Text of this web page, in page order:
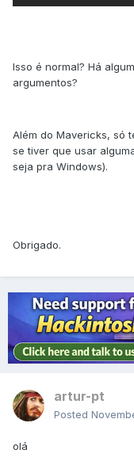
Isso é normal? Há
argumentos?
Além do Mavericks, só
se tiver que usar
seja pra Windows).
Obrigado.
artur-pt
Posted
olá